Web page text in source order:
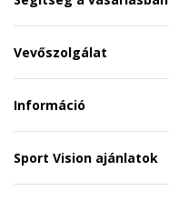
Vevőszolgálat
Információ
Sport Vision ajánlatok